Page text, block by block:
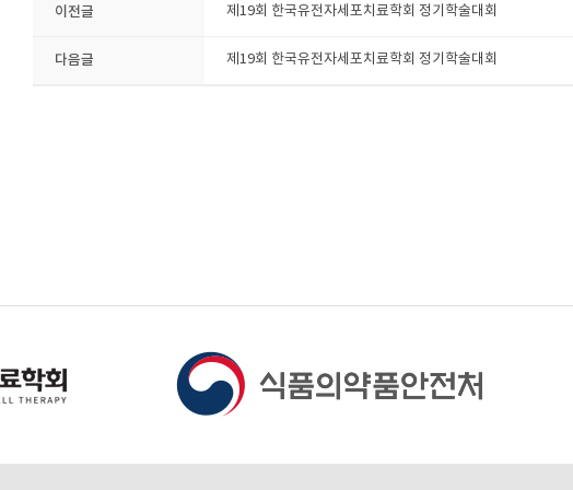
이전글 제19회 한국유전자세포치료학회 정기학술대회
다음글 제19회 한국유전자세포치료학회 정기학술대회